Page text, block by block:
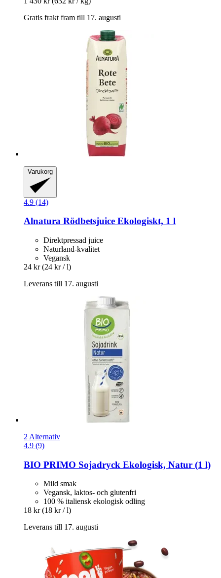
Gratis frakt fram till 17. augusti
Varukorg
4.9 (14)
Alnatura Rödbetsjuice Ekologiskt, 1 l
Direktpressad juice
Naturland-kvalitet
Vegansk
24 kr (24 kr / l)
Leverans till 17. augusti
2 Alternativ
4.9 (9)
BIO PRIMO Sojadryck Ekologisk, Natur (1 l)
Mild smak
Vegansk, laktos- och glutenfri
100 % italiensk ekologisk odling
18 kr (18 kr / l)
Leverans till 17. augusti